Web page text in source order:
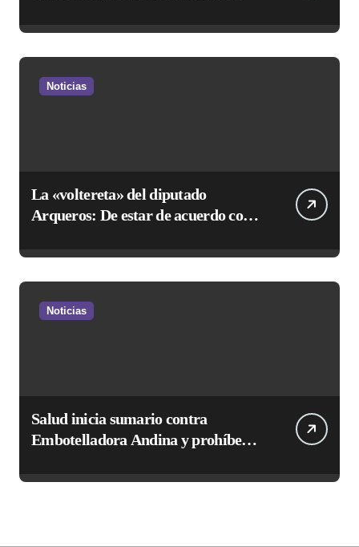
Gobierno
Noticias
La «voltereta» del diputado
Arqueros: De estar de acuerdo con
empresa 100% estatal
Noticias
Salud inicia sumario contra
Embotelladora Andina y prohíbe
laborales